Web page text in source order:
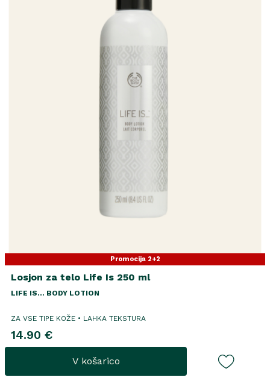
Promocija 2+2
Losjon za telo Life Is 250 ml
LIFE IS... BODY LOTION
ZA VSE TIPE KOŽE • LAHKA TEKSTURA
14.90 €
V košarico